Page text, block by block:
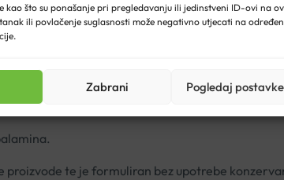
kao što su ponašanje pri pregledavanju ili jedinstveni ID-ovi na
ili povlačenje suglasnosti može negativno utjecati na
Zabrani Pogledaj postavke
porijekla uključujući ribu, meso, perad, jaja,
prehrane.
proteina i masti, a njegov nedostatak može
proizvode te je formuliran bez upotrebe